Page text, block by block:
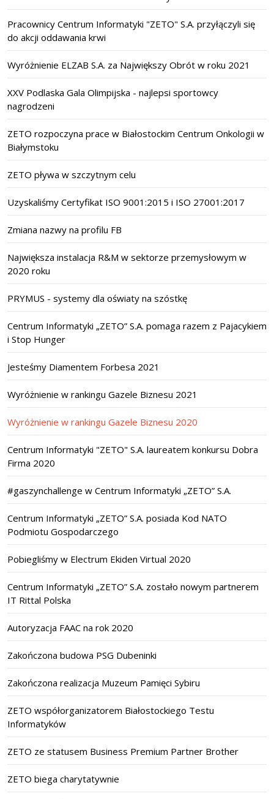
Pracownicy Centrum Informatyki "ZETO" S.A. przyłączyli się
do akcji oddawania krwi
Wyróżnienie ELZAB S.A. za Największy Obrót w roku 2021
XXV Podlaska Gala Olimpijska - najlepsi sportowcy
nagrodzeni
ZETO rozpoczyna prace w Białostockim Centrum Onkologii w
Białymstoku
ZETO pływa w szczytnym celu
Uzyskaliśmy Certyfikat ISO 9001:2015 i ISO 27001:2017
Zmiana nazwy na profilu FB
Największa instalacja R&M w sektorze przemysłowym w
2020 roku
PRYMUS - systemy dla oświaty na szóstkę
Centrum Informatyki „ZETO” S.A. pomaga razem z Pajacykiem
i Stop Hunger
Jesteśmy Diamentem Forbesa 2021
Wyróżnienie w rankingu Gazele Biznesu 2021
Wyróżnienie w rankingu Gazele Biznesu 2020
Centrum Informatyki "ZETO" S.A. laureatem konkursu Dobra
Firma 2020
#gaszynchallenge w Centrum Informatyki „ZETO” S.A.
Centrum Informatyki „ZETO” S.A. posiada Kod NATO
Podmiotu Gospodarczego
Pobiegliśmy w Electrum Ekiden Virtual 2020
Centrum Informatyki „ZETO” S.A. zostało nowym partnerem
IT Rittal Polska
Autoryzacja FAAC na rok 2020
Zakończona budowa PSG Dubeninki
Zakończona realizacja Muzeum Pamięci Sybiru
ZETO współorganizatorem Białostockiego Testu
Informatyków
ZETO ze statusem Business Premium Partner Brother
ZETO biega charytatywnie